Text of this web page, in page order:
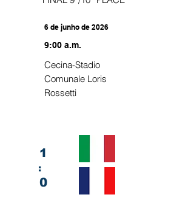
6 de junho de 2026
9:00 a.m.
Cecina-Stadio
Comunale Loris
Rossetti
1
:
0